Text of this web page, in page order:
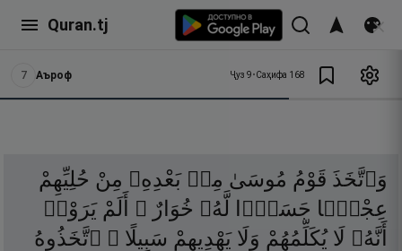
Quran.tj
7 Аъроф Ҷуз 9•Саҳифа 168
وَٱتَّخَذَ قَوْمُ مُوسَىٰ مِنۢ بَعْدِهِۦ مِنْ حُلِيِّهِمْ
عِجْلًۭا جَسَدًۭا لَّهُۥ خُوَارٌ ۚ أَلَمْ يَرَوْا۟
أَنَّهُۥ لَا يُكَلِّمُهُمْ وَلَا يَهْدِيهِمْ سَبِيلًا ۘ ٱتَّخَذُوهُ